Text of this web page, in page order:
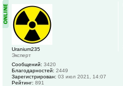
Uranium235
Эксперт
Сообщений: 3420
Благодарностей: 2449
Зарегистрирован: 03 июл 2021, 14:07
Рейтинг: 891